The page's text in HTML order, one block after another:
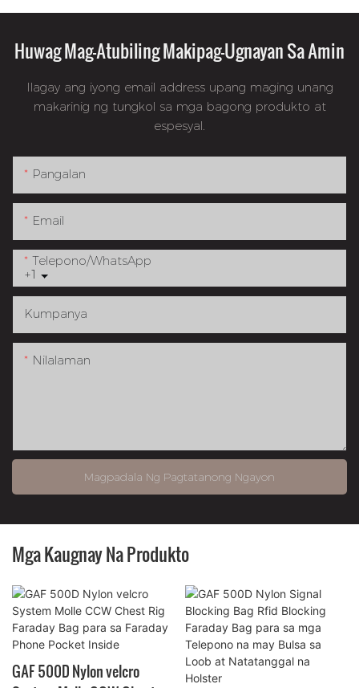
Huwag Mag-Atubiling Makipag-Ugnayan Sa Amin
Ilagay ang iyong email address upang maging unang
makarinig ng tungkol sa mga bagong produkto at
espesyal.
Pangalan
Email
+1
Telepono/whatsApp
Kumpanya
Nilalaman
Magpadala Ng Pagtatanong Ngayon
Mga Kaugnay Na Produkto
GAF 500D Nylon velcro